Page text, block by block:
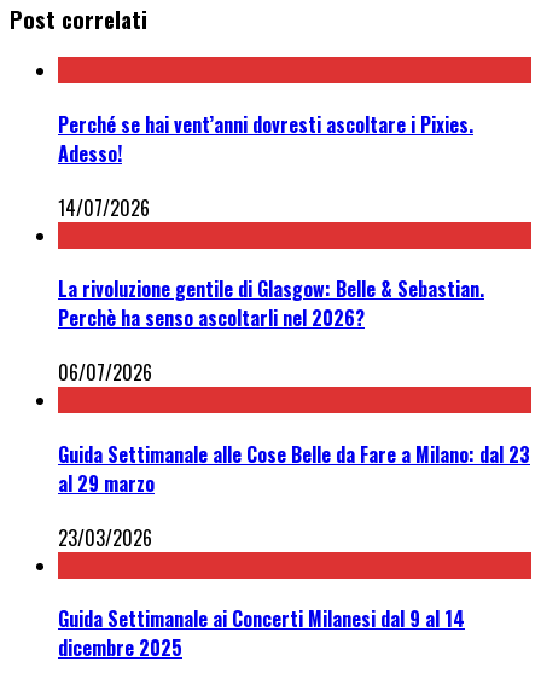
Post correlati
Perché se hai vent’anni dovresti ascoltare i Pixies.
Adesso!
14/07/2026
La rivoluzione gentile di Glasgow: Belle & Sebastian.
Perchè ha senso ascoltarli nel 2026?
06/07/2026
Guida Settimanale alle Cose Belle da Fare a Milano: dal 23
al 29 marzo
23/03/2026
Guida Settimanale ai Concerti Milanesi dal 9 al 14
dicembre 2025